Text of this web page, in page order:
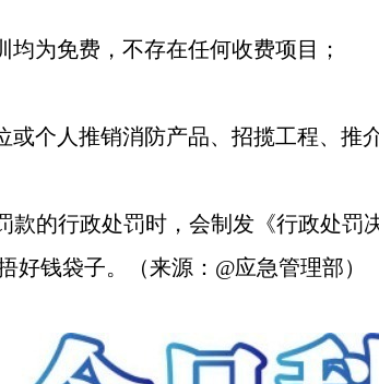
为免费，不存在任何收费项目；
人推销消防产品、招揽工程、推
行政处罚时，会制发《行政处罚
好钱袋子。（来源：@应急管理部）